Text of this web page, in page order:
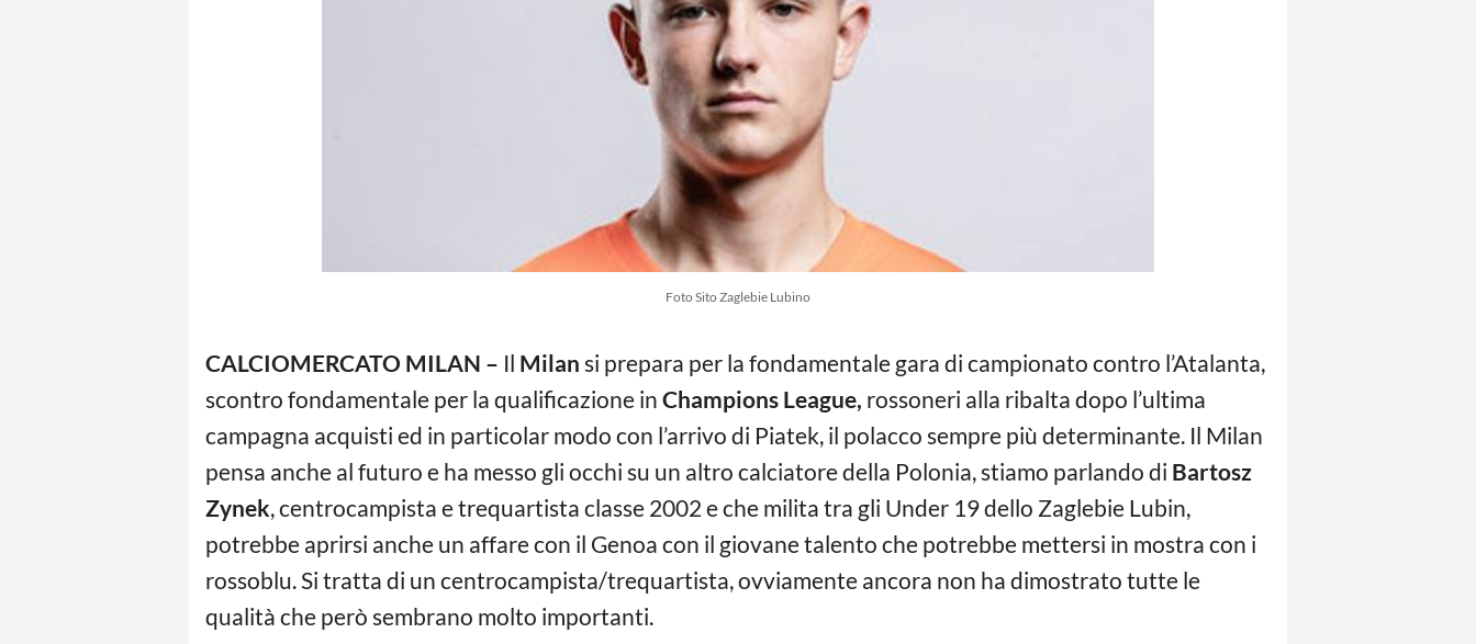
Foto Sito Zaglebie Lubino
CALCIOMERCATO MILAN – Il Milan si prepara per la fondamentale gara di campionato contro l’Atalanta,
scontro fondamentale per la qualificazione in Champions League, rossoneri alla ribalta dopo l’ultima
campagna acquisti ed in particolar modo con l’arrivo di Piatek, il polacco sempre più determinante. Il Milan
pensa anche al futuro e ha messo gli occhi su un altro calciatore della Polonia, stiamo parlando di Bartosz
Zynek, centrocampista e trequartista classe 2002 e che milita tra gli Under 19 dello Zaglebie Lubin,
potrebbe aprirsi anche un affare con il Genoa con il giovane talento che potrebbe mettersi in mostra con i
rossoblu. Si tratta di un centrocampista/trequartista, ovviamente ancora non ha dimostrato tutte le
qualità che però sembrano molto importanti.